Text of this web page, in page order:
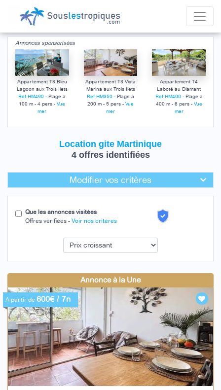
Annonces sponsorisées
Appartement T3 Bleu
Lagoon aux Trois Ilets
Ref HM490 - Plage à
100 m - 4 pers -Vue
mer
Appartement T3 Vista
Marina aux Trois Ilets
Ref HM350 - Plage à
200 m - 5 pers - Vue
mer
Appartement T4
Laboté au Diamant
Ref HM400 - Plage à
400 m - 6 pers - Vue
mer
Location gite Martinique
4 offres identifiées
Modifier vos critères
Que les annonces visitées
Offres vérifiées - Voir nos critères
Annonce à la Une
A partir de 600€ / 7n